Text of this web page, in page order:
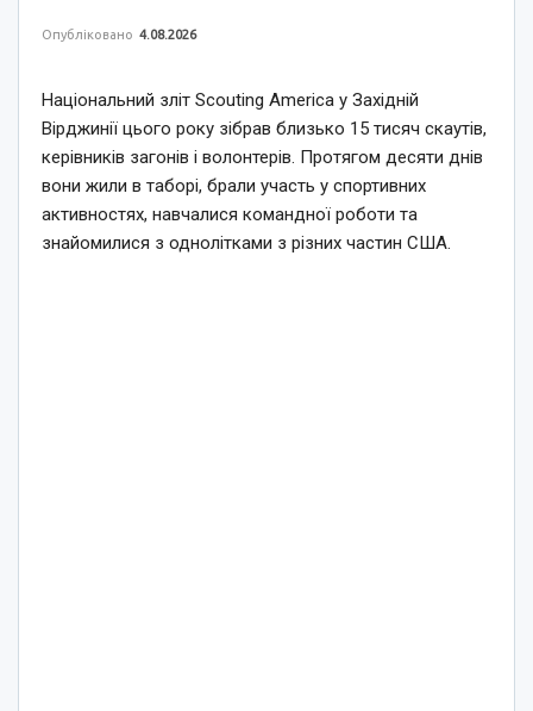
Опубліковано 4.08.2026
Національний зліт Scouting America у Західній
Вірджинії цього року зібрав близько 15 тисяч скаутів,
керівників загонів і волонтерів. Протягом десяти днів
вони жили в таборі, брали участь у спортивних
активностях, навчалися командної роботи та
знайомилися з однолітками з різних частин США.